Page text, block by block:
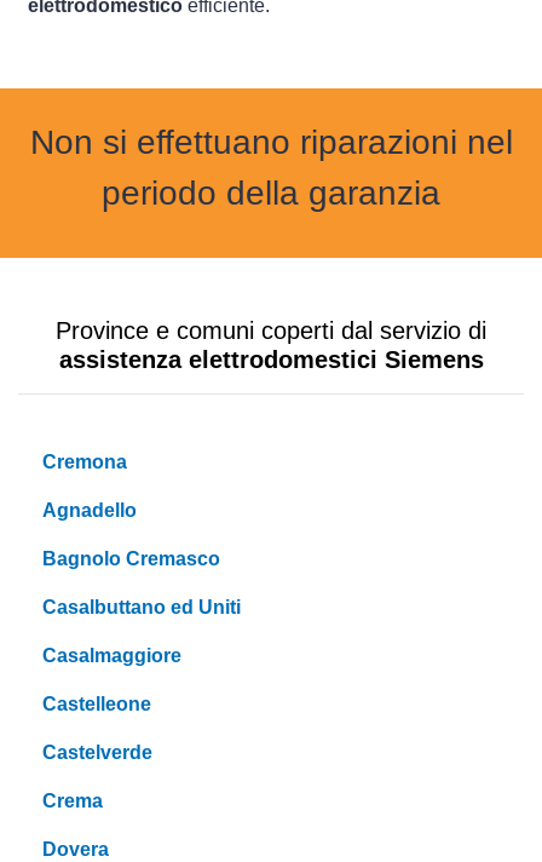
elettrodomestico efficiente.
Non si effettuano riparazioni nel
periodo della garanzia
Province e comuni coperti dal servizio di
assistenza elettrodomestici Siemens
Cremona
Agnadello
Bagnolo Cremasco
Casalbuttano ed Uniti
Casalmaggiore
Castelleone
Castelverde
Crema
Dovera